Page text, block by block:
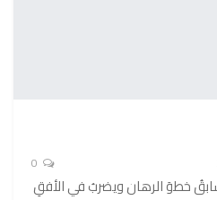
خطوَ الرهان ويضربُ في الأفقِ